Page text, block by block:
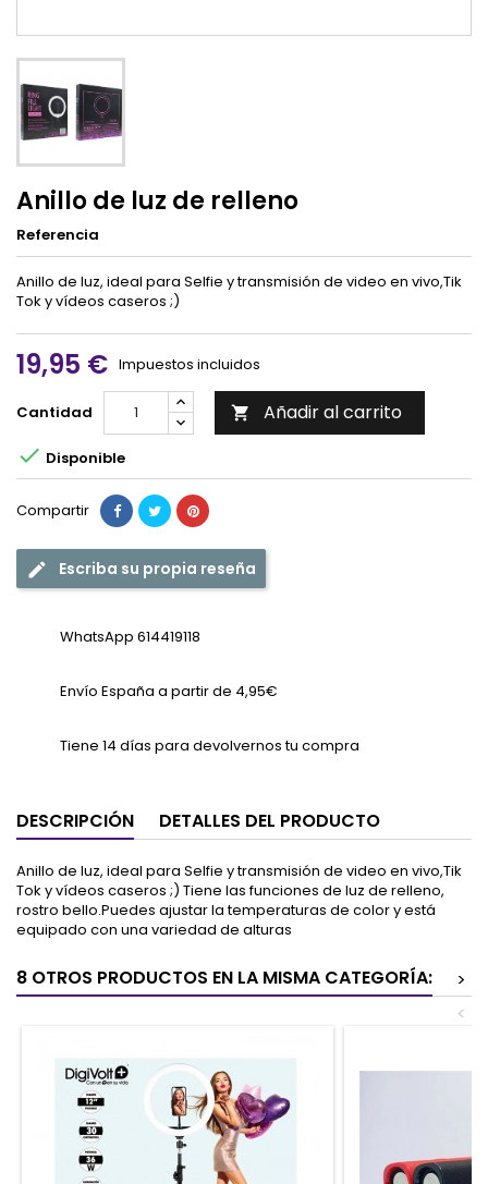
Anillo de luz de relleno
Referencia
Anillo de luz, ideal para Selfie y transmisión de video en vivo,Tik
Tok y vídeos caseros ;)
19,95 € Impuestos incluidos
Cantidad  Añadir al carrito
 Disponible
Compartir
Escriba su propia reseña
WhatsApp 614419118
Envío España a partir de 4,95€
Tiene 14 días para devolvernos tu compra
DESCRIPCIÓN DETALLES DEL PRODUCTO
Anillo de luz, ideal para Selfie y transmisión de video en vivo,Tik
Tok y vídeos caseros ;) Tiene las funciones de luz de relleno,
rostro bello.Puedes ajustar la temperaturas de color y está
equipado con una variedad de alturas
8 OTROS PRODUCTOS EN LA MISMA CATEGORÍA:
>
<